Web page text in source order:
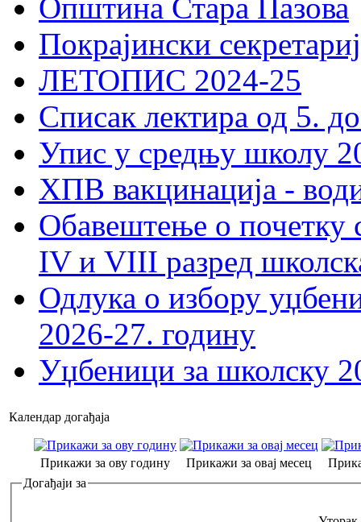
Општина Стара Пазова
Покрајински
ЛЕТОПИС 2024-25
Списак лектира од 5.
Упис у средњу школу
ХПВ вакцинација -
Обавештење о почетку
IV и VIII разред
Одлука о избору
2026-27. годину
Уџбеници за школску
Календар догађаја
Прикажи за ову годину Прикажи за овај месец
Догађаји за